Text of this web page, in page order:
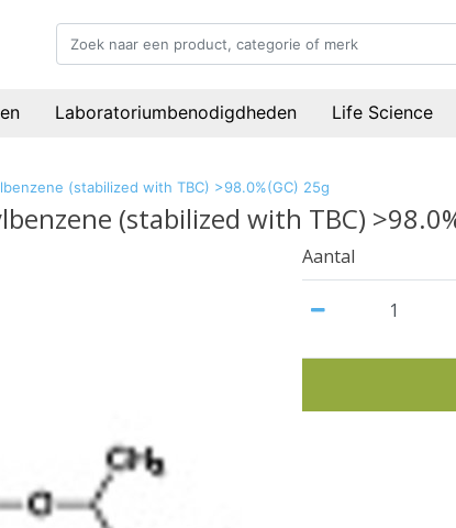
Laboratoriumbenodigdheden Life Science
(stabilized with TBC) >98.0%(GC) 25g
(stabilized with TBC)
Aantal